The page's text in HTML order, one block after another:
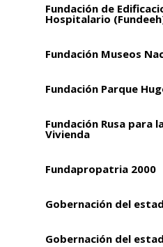
Fundación de
Hospitalario
Fundación Museos
Fundación Parque
Fundación Rusa para
Vivienda
Fundapropatria 2000
Gobernación del
Gobernación del